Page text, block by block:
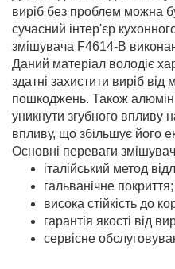
виріб без проблем можна
сучасний інтер'єр
змішувача F4614-B
Даний матеріал володіє
здатні захистити виріб
пошкоджень. Також
уникнути згубного впливу
впливу, що збільшує його
Основні переваги
італійський метод
гальванічне покриття;
висока стійкість до
гарантія якості від
сервісне